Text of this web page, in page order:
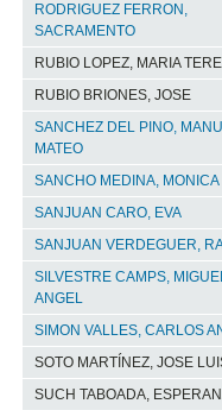
RODRIGUEZ FERRON,
SACRAMENTO
RUBIO LOPEZ, MARIA
RUBIO BRIONES, JOSE
SANCHEZ DEL PINO,
MATEO
SANCHO MEDINA, MONICA
SANJUAN CARO, EVA
SANJUAN VERDEGUER,
SILVESTRE CAMPS,
ANGEL
SIMON VALLES, CARLOS
SOTO MARTÍNEZ, JOSE
SUCH TABOADA,